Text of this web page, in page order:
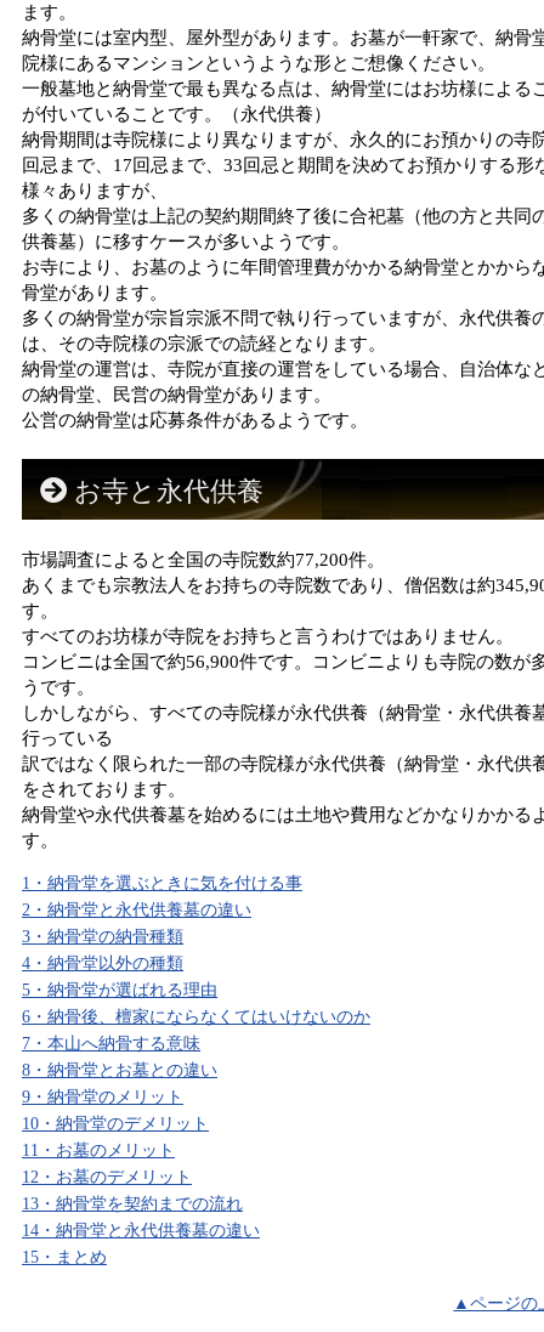
ます。
納骨堂には室内型、屋外型があります。お墓が一軒家で、納骨
院様にあるマンションというような形とご想像ください。
一般墓地と納骨堂で最も異なる点は、納骨堂にはお坊様による
が付いていることです。（永代供養）
納骨期間は寺院様により異なりますが、永久的にお預かりの寺
回忌まで、17回忌まで、33回忌と期間を決めてお預かりする形
様々ありますが、
多くの納骨堂は上記の契約期間終了後に合祀墓（他の方と共同
供養墓）に移すケースが多いようです。
お寺により、お墓のように年間管理費がかかる納骨堂とかから
骨堂があります。
多くの納骨堂が宗旨宗派不問で執り行っていますが、永代供養
は、その寺院様の宗派での読経となります。
納骨堂の運営は、寺院が直接の運営をしている場合、自治体な
の納骨堂、民営の納骨堂があります。
公営の納骨堂は応募条件があるようです。
お寺と永代供養
市場調査によると全国の寺院数約77,200件。
あくまでも宗教法人をお持ちの寺院数であり、僧侶数は約
す。
すべてのお坊様が寺院をお持ちと言うわけではありません。
コンビニは全国で約56,900件です。コンビニよりも寺院の数が
うです。
しかしながら、すべての寺院様が永代供養（納骨堂・永代供養
行っている
訳ではなく限られた一部の寺院様が永代供養（納骨堂・永代供
をされております。
納骨堂や永代供養墓を始めるには土地や費用などかなりかかる
す。
1・納骨堂を選ぶときに気を付ける事
2・納骨堂と永代供養墓の違い
3・納骨堂の納骨種類
4・納骨堂以外の種類
5・納骨堂が選ばれる理由
6・納骨後、檀家にならなくてはいけないのか
7・本山へ納骨する意味
8・納骨堂とお墓との違い
9・納骨堂のメリット
10・納骨堂のデメリット
11・お墓のメリット
12・お墓のデメリット
13・納骨堂を契約までの流れ
14・納骨堂と永代供養墓の違い
15・まとめ
▲ページの